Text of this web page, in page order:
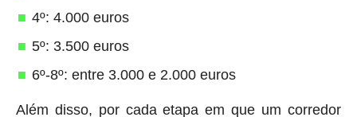
4º: 4.000 euros
5º: 3.500 euros
6º-8º: entre 3.000 e 2.000 euros
Além disso, por cada etapa em que um corredor